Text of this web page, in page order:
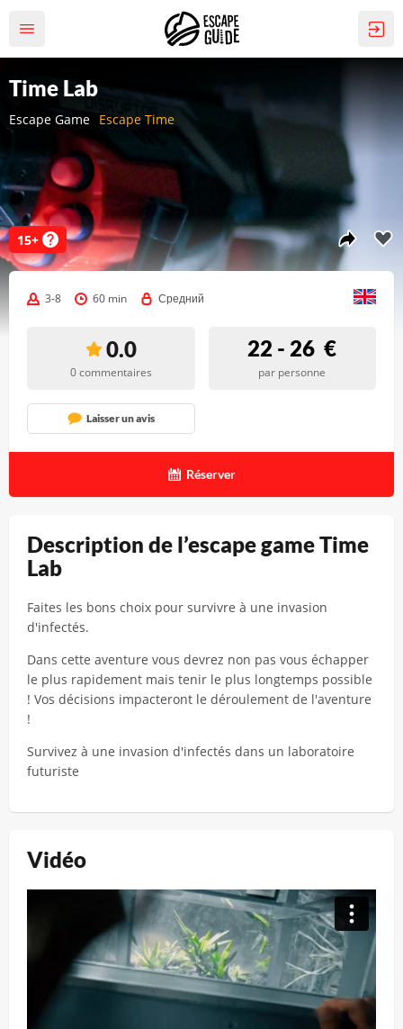
Escape Game Escape Time
Time Lab
15+
Description de l’escape game Time
Lab
Faites les bons choix pour survivre à une invasion
d'infectés.
Dans cette aventure vous devrez non pas vous échapper
le plus rapidement mais tenir le plus longtemps possible
! Vos décisions impacteront le déroulement de l'aventure
!
Survivez à une invasion d'infectés dans un laboratoire
futuriste
Vidéo
3-8 60 min Средний
0.0
0 commentaires
22 - 26 €
par personne
Laisser un avis
Réserver